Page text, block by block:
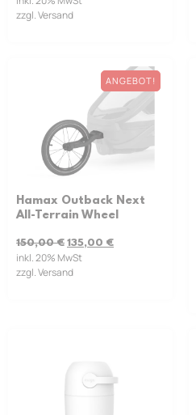
zzgl. Versand
ANGEBOT!
Hamax Outback Next
All-Terrain Wheel
150,00€ 135,00 €
inkl. 20% MwSt
zzgl. Versand